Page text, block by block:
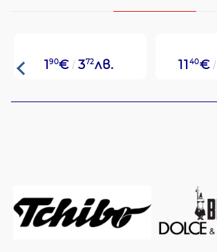
190€ 372лв. 11 40€